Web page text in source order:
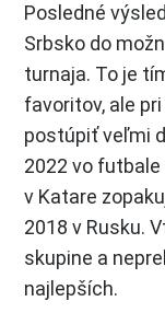
Posledné
Srbsko do
turnaja. To je
favoritov, ale
postúpiť veľmi
2022 vo futbale
v Katare
2018 v Rusku.
skupine a
najlepších.